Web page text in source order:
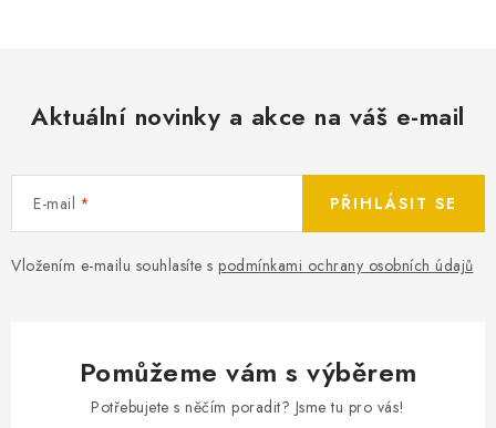
Aktuální novinky a akce na váš e-mail
E-mail
Vložením e-mailu souhlasíte s podmínkami ochrany osobních údajů
PŘIHLÁSIT SE
Pomůžeme vám s výběrem
Potřebujete s něčím poradit? Jsme tu pro vás!